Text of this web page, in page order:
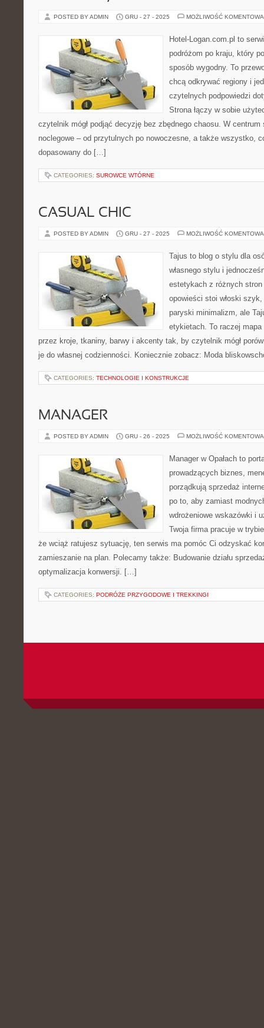
POSTED BY ADMIN GRU - 27 - 2025 MOŻLIWOŚĆ
Hotel-Logan.com.pl to
podróżom po kraju, który
sposób wygodny. To
chcą odkrywać regiony i
czytelnych podpowiedzi
Strona łączy w sobie
czytelnik mógł podjąć decyzję bez zbędnego chaosu. W
noclegowe – od przytulnych po nowoczesne, a także wszystko,
dopasowany do […]
CATEGORIES: SUROWCE WTÓRNE
CASUAL CHIC
POSTED BY ADMIN GRU - 27 - 2025 MOŻLIWOŚĆ
Tajus to blog o stylu dla
własnego stylu i
estetykach z różnych
opowieści stoi włoski
paryski minimalizm, ale
etykietach. To raczej
przez kroje, tkaniny, barwy i akcenty tak, by czytelnik mógł
je do własnej codzienności. Koniecznie zobacz: Moda
CATEGORIES: TECHNOLOGIE I KONSTRUKCJE
MANAGER
POSTED BY ADMIN GRU - 26 - 2025 MOŻLIWOŚĆ
Manager w Opałach to
prowadzących biznes,
porządkują sprzedaż
po to, aby zamiast
wdrożeniowe wskazówki i
Twoja firma pracuje w
że wciąż ratujesz sytuację, ten serwis ma pomóc Ci odzyskać
zamieszanie na plan. Polecamy także: Budowanie działu
optymalizacja konwersji. […]
CATEGORIES: PODRÓŻE PRZYGODOWE I TREKKINGI